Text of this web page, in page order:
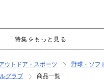
特集をもっと見る
ウトドア・スポーツ
野球・ソフ
グラブ
商品一覧